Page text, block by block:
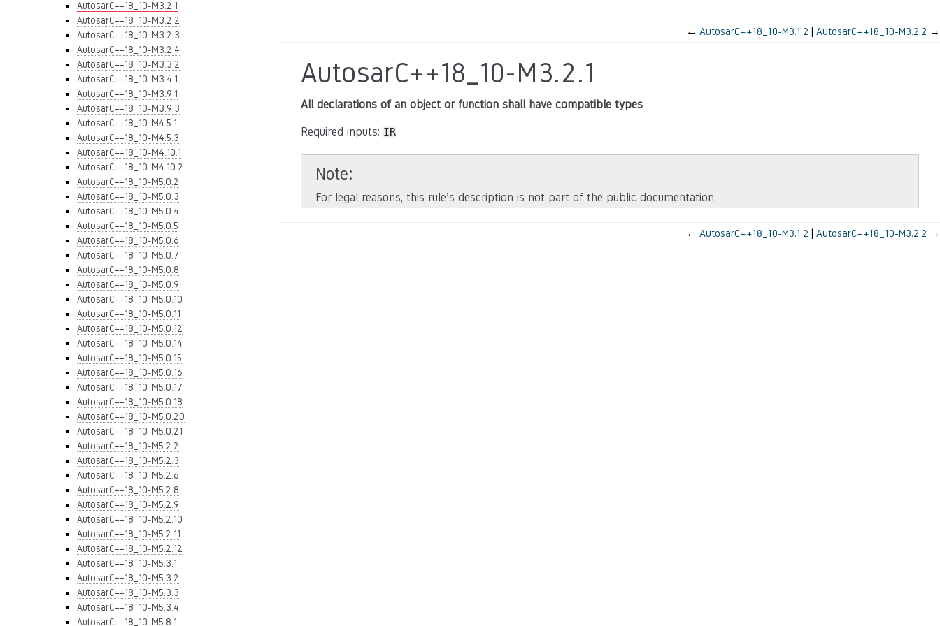
AutosarC++18_10-M3.2.1
AutosarC++18_10-M3.2.2
AutosarC++18_10-M3.2.3
AutosarC++18_10-M3.2.4
AutosarC++18_10-M3.3.2
AutosarC++18_10-M3.4.1
AutosarC++18_10-M3.9.1
AutosarC++18_10-M3.9.3
AutosarC++18_10-M4.5.1
AutosarC++18_10-M4.5.3
AutosarC++18_10-M4.10.1
AutosarC++18_10-M4.10.2
AutosarC++18_10-M5.0.2
AutosarC++18_10-M5.0.3
AutosarC++18_10-M5.0.4
AutosarC++18_10-M5.0.5
AutosarC++18_10-M5.0.6
AutosarC++18_10-M5.0.7
AutosarC++18_10-M5.0.8
AutosarC++18_10-M5.0.9
AutosarC++18_10-M5.0.10
AutosarC++18_10-M5.0.11
AutosarC++18_10-M5.0.12
AutosarC++18_10-M5.0.14
AutosarC++18_10-M5.0.15
AutosarC++18_10-M5.0.16
AutosarC++18_10-M5.0.17
AutosarC++18_10-M5.0.18
AutosarC++18_10-M5.0.20
AutosarC++18_10-M5.0.21
AutosarC++18_10-M5.2.2
AutosarC++18_10-M5.2.3
AutosarC++18_10-M5.2.6
AutosarC++18_10-M5.2.8
AutosarC++18_10-M5.2.9
AutosarC++18_10-M5.2.10
AutosarC++18_10-M5.2.11
AutosarC++18_10-M5.2.12
AutosarC++18_10-M5.3.1
AutosarC++18_10-M5.3.2
AutosarC++18_10-M5.3.3
AutosarC++18_10-M5.3.4
AutosarC++18_10-M5.8.1
← AutosarC++18_10-M3.1.2 AutosarC++18_10-M3.2.2 →
AutosarC++18_10-M3.2.1
All declarations of an object or function shall have compatible types
Required inputs: IR
Note
For legal reasons, this rule’s description is not part of the public documentation.
← AutosarC++18_10-M3.1.2 AutosarC++18_10-M3.2.2 →